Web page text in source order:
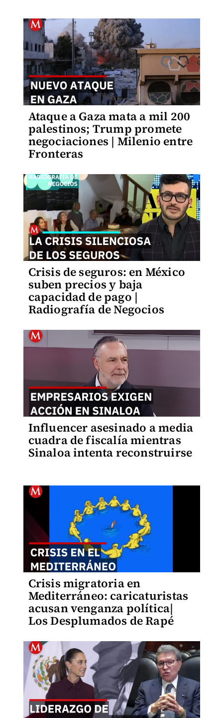
Ataque a Gaza mata a mil 200
palestinos; Trump promete
negociaciones | Milenio entre
Fronteras
Crisis de seguros: en México
suben precios y baja
capacidad de pago |
Radiografía de Negocios
Influencer asesinado a media
cuadra de fiscalía mientras
Sinaloa intenta reconstruirse
Crisis migratoria en
Mediterráneo: caricaturistas
acusan venganza política|
Los Desplumados de Rapé